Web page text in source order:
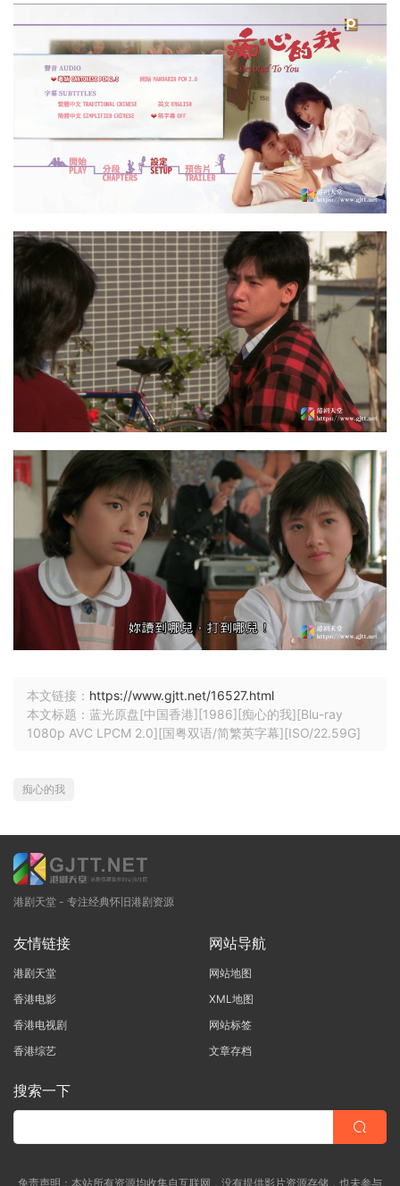
本文链接： https://www.gjtt.net/16527.html
本文标题：蓝光原盘[中国香港][1986][痴心的我][Blu-ray
1080p AVC LPCM 2.0][国粤双语/简繁英字幕][ISO/22.59G]
痴心的我
港剧天堂 - 专注经典怀旧港剧资源
友情链接
港剧天堂
香港电影
香港电视剧
香港综艺
网站导航
网站地图
XML地图
网站标签
文章存档
搜索一下
免责声明：本站所有资源均收集自互联网，没有提供影片资源存储，也未参与